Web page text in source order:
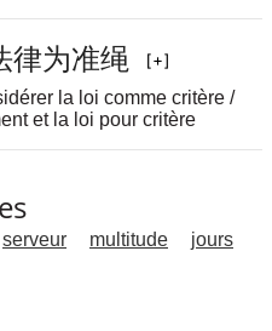
律为准绳
la loi comme critère /
et la loi pour critère
serveur multitude
jours